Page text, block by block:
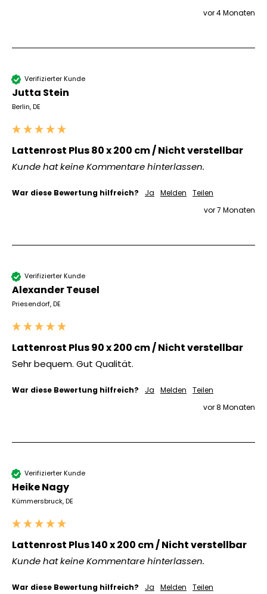
vor 4 Monaten
Verifizierter Kunde
Jutta Stein
Berlin, DE
Lattenrost Plus 80 x 200 cm / Nicht verstellbar
Kunde hat keine Kommentare hinterlassen.
War diese Bewertung hilfreich? Ja Melden
Teilen
vor 7 Monaten
Verifizierter Kunde
Alexander Teusel
Priesendorf, DE
Lattenrost Plus 90 x 200 cm / Nicht verstellbar
Sehr bequem. Gut Qualität.
War diese Bewertung hilfreich? Ja Melden
Teilen
vor 8 Monaten
Verifizierter Kunde
Heike Nagy
Kümmersbruck, DE
Lattenrost Plus 140 x 200 cm / Nicht verstellbar
Kunde hat keine Kommentare hinterlassen.
War diese Bewertung hilfreich? Ja Melden
Teilen